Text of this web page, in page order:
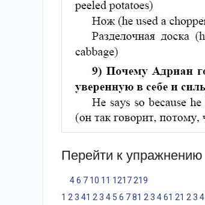
Перейти к упражнению
46 7 10 11 1217219
1 2 3 41 2 3 4 5 6 781 2 3 461 21 2 3 4